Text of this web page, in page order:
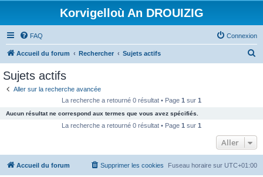
Korvigelloù An DROUIZIG
FAQ Connexion
Accueil du forum Rechercher Sujets actifs
c
e
Sujets actifs
Aller sur la recherche avancée
La recherche a retourné 0 résultat • Page 1 sur 1
Aucun résultat ne correspond aux termes que vous avez spécifiés.
La recherche a retourné 0 résultat • Page 1 sur 1
Aller
Accueil du forum Fuseau horaire sur UTC+01:00
Supprimer les cookies